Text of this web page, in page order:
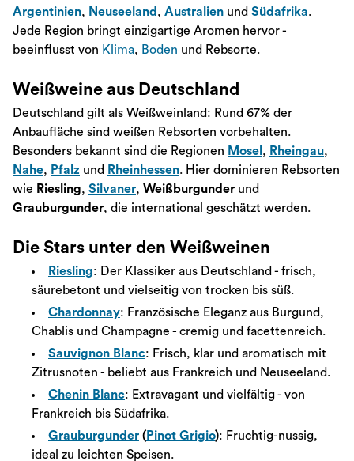
Argentinien, Neuseeland , Australien und Südafrika.
Jede Region bringt einzigartige Aromen hervor -
beeinflusst von Klima, Boden und Rebsorte.
Weißweine aus Deutschland
Deutschland gilt als Weißweinland: Rund 67% der
Anbaufläche sind weißen Rebsorten vorbehalten.
Besonders bekannt sind die Regionen Mosel , Rheingau,
Nahe, Pfalz und Rheinhessen. Hier dominieren Rebsorten
wie Riesling, Silvaner, Weißburgunder und
Grauburgunder, die international geschätzt werden.
Die Stars unter den Weißweinen
Riesling: Der Klassiker aus Deutschland - frisch,
säurebetont und vielseitig von trocken bis süß.
Chardonnay: Französische Eleganz aus Burgund,
Chablis und Champagne - cremig und facettenreich.
Sauvignon Blanc: Frisch, klar und aromatisch mit
Zitrusnoten - beliebt aus Frankreich und Neuseeland.
Chenin Blanc: Extravagant und vielfältig - von
Frankreich bis Südafrika.
Grauburgunder (Pinot Grigio): Fruchtig-nussig,
ideal zu leichten Speisen.